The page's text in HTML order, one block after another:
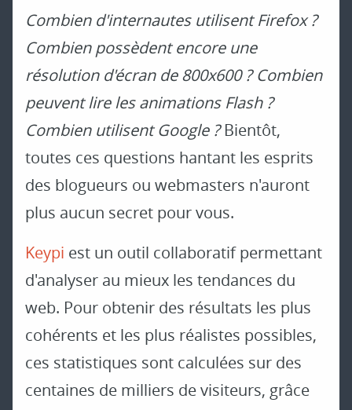
Combien d'internautes utilisent Firefox ?
Combien possèdent encore une
résolution d'écran de 800x600 ? Combien
peuvent lire les animations Flash ?
Combien utilisent Google ?Bientôt,
toutes ces questions hantant les esprits
des blogueurs ou webmasters n'auront
plus aucun secret pour vous.
Keypi est un outil collaboratif permettant
d'analyser au mieux les tendances du
web. Pour obtenir des résultats les plus
cohérents et les plus réalistes possibles,
ces statistiques sont calculées sur des
centaines de milliers de visiteurs, grâce